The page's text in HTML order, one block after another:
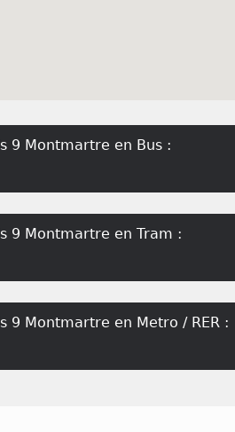
9 Montmartre en Bus :
9 Montmartre en Tram :
9 Montmartre en Metro / RER :